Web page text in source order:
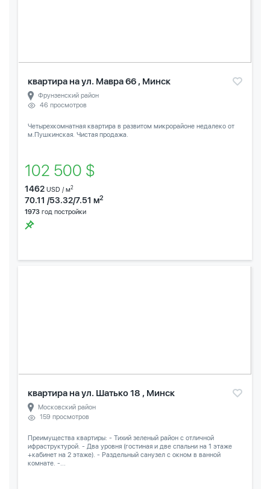
квартира на ул. Мавра 66 , Минск
Фрунзенский район
46 просмотров
Четырехкомнатная квартира в развитом микрорайоне недалеко от
м.Пушкинская. Чистая продажа.
102 500 $
1462 USD / м2
70.11 /53.32/7.51 м2
1973 год постройки
квартира на ул. Шатько 18 , Минск
Московский район
159 просмотров
Преимущества квартиры: - Тихий зеленый район с отличной
ифраструктурой. - Два уровня (гостиная и две спальни на 1 этаже
+кабинет на 2 этаже). - Раздельный санузел с окном в ванной
комнате. -...